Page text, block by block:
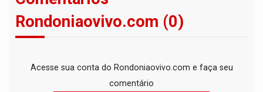
Rondoniaovivo.com (0)
Acesse sua conta do Rondoniaovivo.com e faça seu
comentário